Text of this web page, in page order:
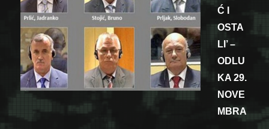
Ć I
OSTA
LI’ –
ODLU
KA 29.
NOVE
MBRA